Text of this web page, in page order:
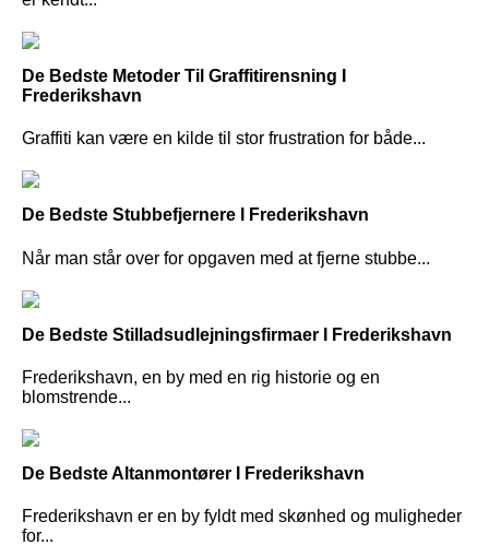
De Bedste Metoder Til Graffitirensning I
Frederikshavn
Graffiti kan være en kilde til stor frustration for både...
De Bedste Stubbefjernere I Frederikshavn
Når man står over for opgaven med at fjerne stubbe...
De Bedste Stilladsudlejningsfirmaer I Frederikshavn
Frederikshavn, en by med en rig historie og en
blomstrende...
De Bedste Altanmontører I Frederikshavn
Frederikshavn er en by fyldt med skønhed og muligheder
for...